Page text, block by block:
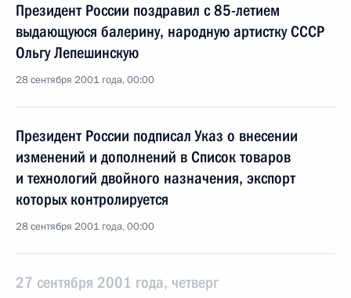
Президент России поздравил с 85-летием
выдающуюся балерину, народную артистку СССР
Ольгу Лепешинскую
28 сентября 2001 года, 00:00
Президент России подписал Указ о внесении
изменений и дополнений в Список товаров
и технологий двойного назначения, экспорт
которых контролируется
28 сентября 2001 года, 00:00
27 сентября 2001 года, четверг